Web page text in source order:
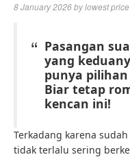
8 January 2026bylowest price
Pasangan
yang
punya
Biar tetap
kencan ini!
Terkadang karena
tidak terlalu sering